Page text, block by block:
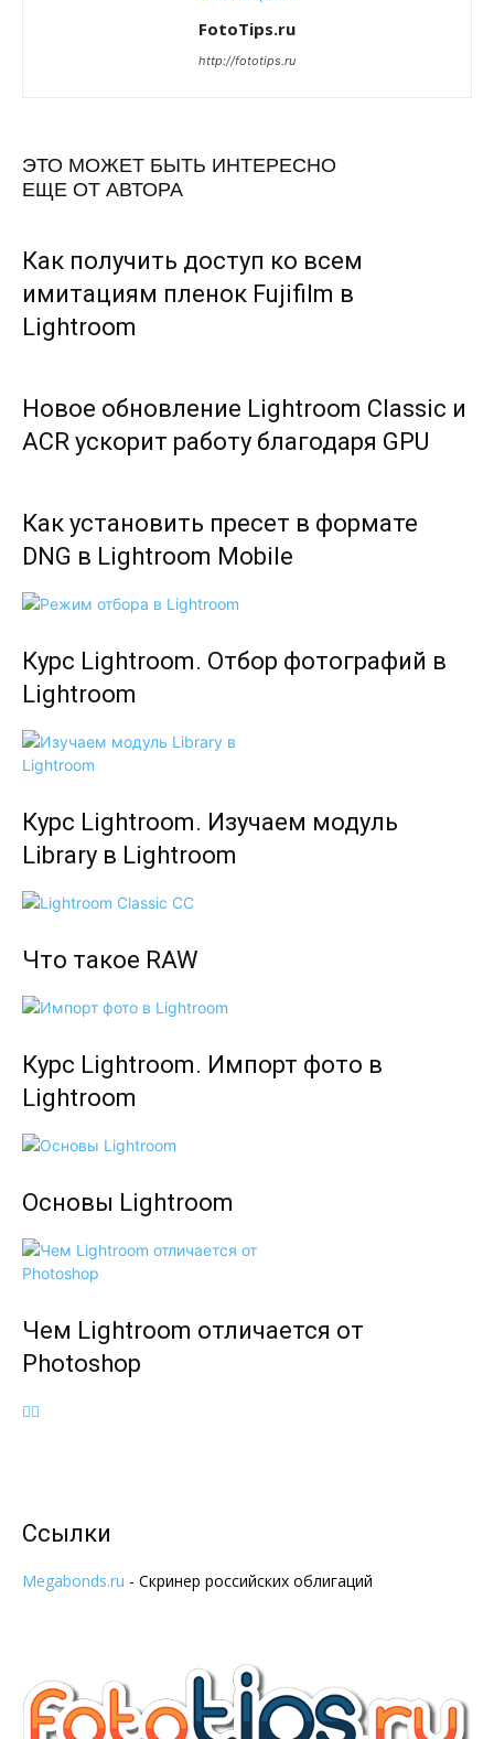
FotoTips.ru
http://fototips.ru
ЭТО МОЖЕТ БЫТЬ ИНТЕРЕСНО
ЕЩЕ ОТ АВТОРА
Как получить доступ ко всем
имитациям пленок Fujifilm в
Lightroom
Новое обновление Lightroom Classic и
ACR ускорит работу благодаря GPU
Как установить пресет в формате
DNG в Lightroom Mobile
Курс Lightroom. Отбор фотографий в
Lightroom
Курс Lightroom. Изучаем модуль
Library в Lightroom
Что такое RAW
Курс Lightroom. Импорт фото в
Lightroom
Основы Lightroom
Чем Lightroom отличается от
Photoshop
Ссылки
Megabonds.ru - Скринер российских облигаций